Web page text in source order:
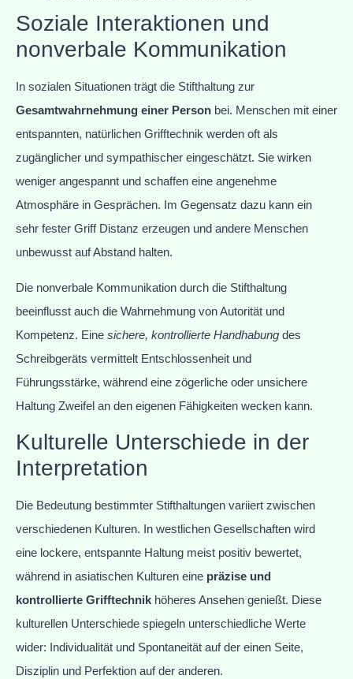
Soziale Interaktionen und
nonverbale Kommunikation
In sozialen Situationen trägt die Stifthaltung zur
Gesamtwahrnehmung einer Person bei. Menschen mit einer
entspannten, natürlichen Grifftechnik werden oft als
zugänglicher und sympathischer eingeschätzt. Sie wirken
weniger angespannt und schaffen eine angenehme
Atmosphäre in Gesprächen. Im Gegensatz dazu kann ein
sehr fester Griff Distanz erzeugen und andere Menschen
unbewusst auf Abstand halten.
Die nonverbale Kommunikation durch die Stifthaltung
beeinflusst auch die Wahrnehmung von Autorität und
Kompetenz. Eine sichere, kontrollierte Handhabung des
Schreibgeräts vermittelt Entschlossenheit und
Führungsstärke, während eine zögerliche oder unsichere
Haltung Zweifel an den eigenen Fähigkeiten wecken kann.
Kulturelle Unterschiede in der
Interpretation
Die Bedeutung bestimmter Stifthaltungen variiert zwischen
verschiedenen Kulturen. In westlichen Gesellschaften wird
eine lockere, entspannte Haltung meist positiv bewertet,
während in asiatischen Kulturen eine präzise und
kontrollierte Grifftechnik höheres Ansehen genießt. Diese
kulturellen Unterschiede spiegeln unterschiedliche Werte
wider: Individualität und Spontaneität auf der einen Seite,
Disziplin und Perfektion auf der anderen.